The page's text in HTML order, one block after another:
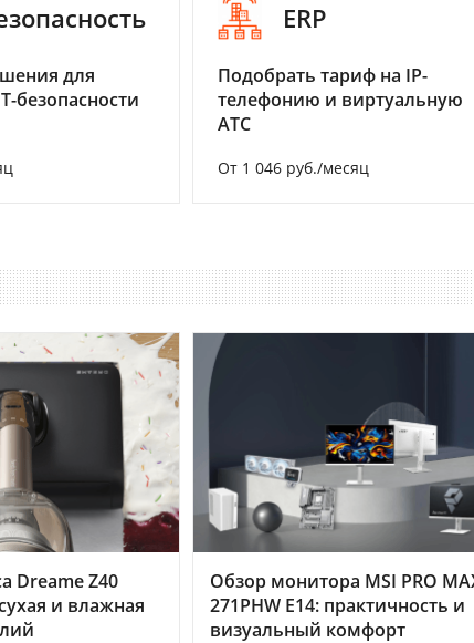
для
безопасности
ERP
Подобрать тариф на IP-
телефонию и виртуальную
АТС
От 1 046 руб./месяц
Dreame Z40
и влажная
Обзор монитора MSI PRO
271PHW E14: практичность и
визуальный комфорт